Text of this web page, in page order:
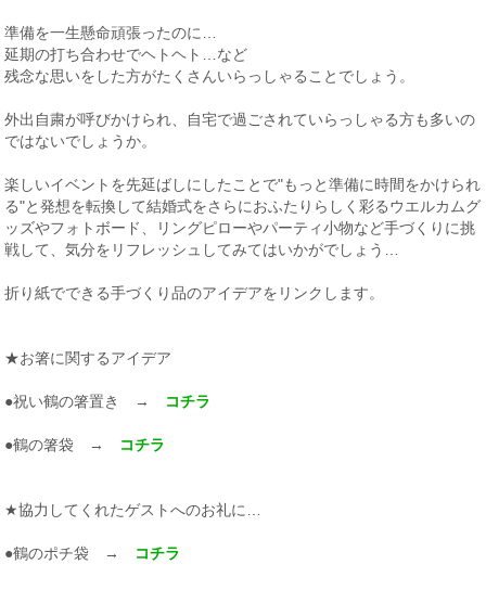
準備を一生懸命頑張ったのに…
延期の打ち合わせでヘトヘト…など
残念な思いをした方がたくさんいらっしゃることでしょう。
外出自粛が呼びかけられ、自宅で過ごされていらっしゃる方も多いの
ではないでしょうか。
楽しいイベントを先延ばしにしたことで"もっと準備に時間をかけられ
る"と発想を転換して結婚式をさらにおふたりらしく彩るウエルカムグ
ッズやフォトボード、リングピローやパーティ小物など手づくりに挑
戦して、気分をリフレッシュしてみてはいかがでしょう…
折り紙でできる手づくり品のアイデアをリンクします。
★お箸に関するアイデア
●祝い鶴の箸置き → コチラ
●鶴の箸袋 → コチラ
★協力してくれたゲストへのお礼に…
●鶴のポチ袋 → コチラ